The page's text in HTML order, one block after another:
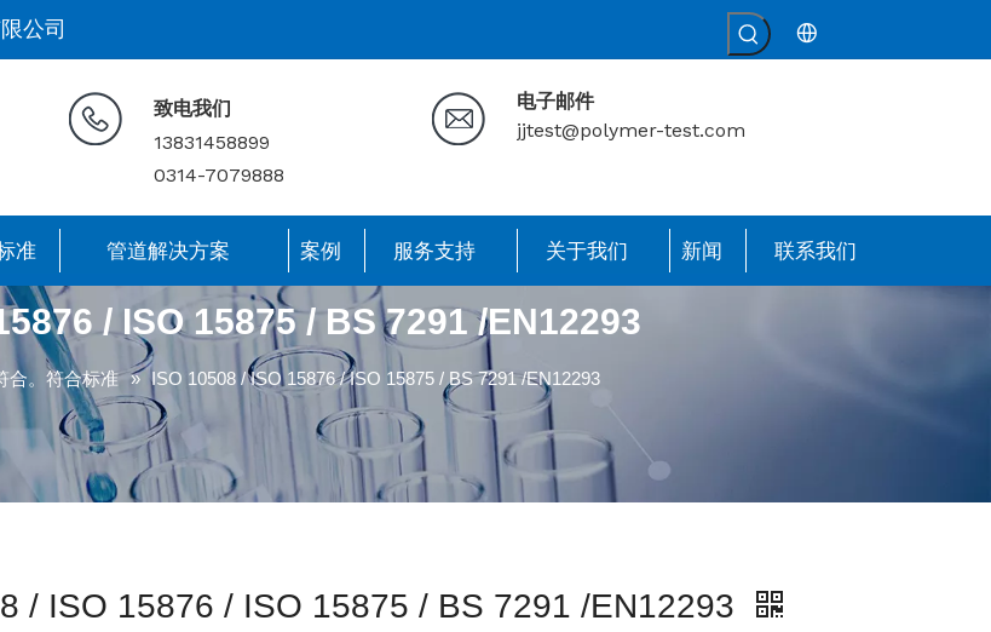
公司
致电我们
13831458899
0314-7079888
电子邮件
jjtest@polymer-test.com
准 管道解决方案 案例 服务支持 关于我们 新闻 联系我们
/ ISO 15875 / BS 7291 /EN12293
合。符合标准 » ISO 10508 / ISO 15876 / ISO 15875 / BS 7291 /EN12293
/ ISO 15876 / ISO 15875 / BS 7291 /EN12293